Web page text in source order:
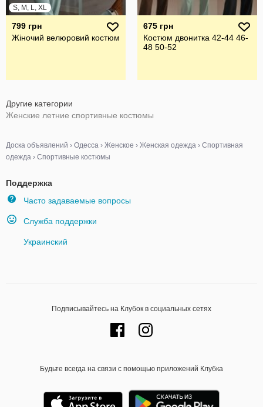
S, M, L, XL
799 грн
Жіночий велюровий костюм
675 грн
Костюм двонитка 42-44 46-
48 50-52
Другие категории
Женские летние спортивные костюмы
Доска объявлений › Одесса › Женское › Женская одежда › Спортивная
одежда › Спортивные костюмы
Поддержка
Часто задаваемые вопросы
Служба поддержки
Украинский
Подписывайтесь на Клубок в социальных сетях
Будьте всегда на связи с помощью приложений Клубка